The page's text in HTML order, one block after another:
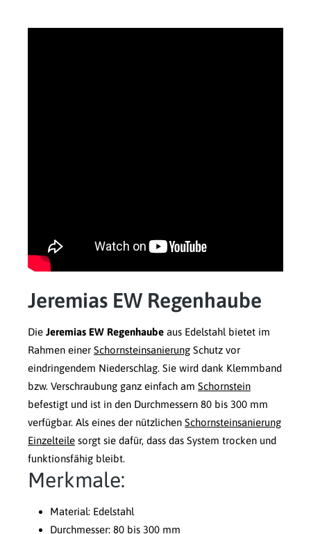
Jeremias EW Regenhaube
Die Jeremias EW Regenhaube aus Edelstahl bietet im
Rahmen einer Schornsteinsanierung Schutz vor
eindringendem Niederschlag. Sie wird dank Klemmband
bzw. Verschraubung ganz einfach am Schornstein
befestigt und ist in den Durchmessern 80 bis 300 mm
verfügbar. Als eines der nützlichen Schornsteinsanierung
Einzelteile sorgt sie dafür, dass das System trocken und
funktionsfähig bleibt.
Merkmale:
Material: Edelstahl
Durchmesser: 80 bis 300 mm